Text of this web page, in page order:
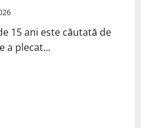
15 ani este căutată de
a plecat...